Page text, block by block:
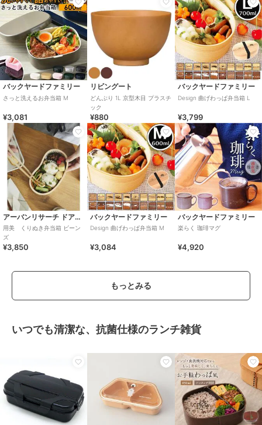
バックヤードファミリー
さっと洗えるお弁当箱 M
¥3,081
リビングート
どんぶり 1L 京型木目 プラスチ
ック
¥880
バックヤードファミリー
Design 曲げわっぱ弁当箱 L
¥3,799
アーバンリサーチ ドアーズ
用美 くりぬき弁当箱 ビーン
ズ
¥3,850
バックヤードファミリー
Design 曲げわっぱ弁当箱 M
¥3,084
バックヤードファミリー
楽らく 珈琲マグ
¥4,920
もっとみる
いつでも清潔な、抗菌仕様のランチ雑貨